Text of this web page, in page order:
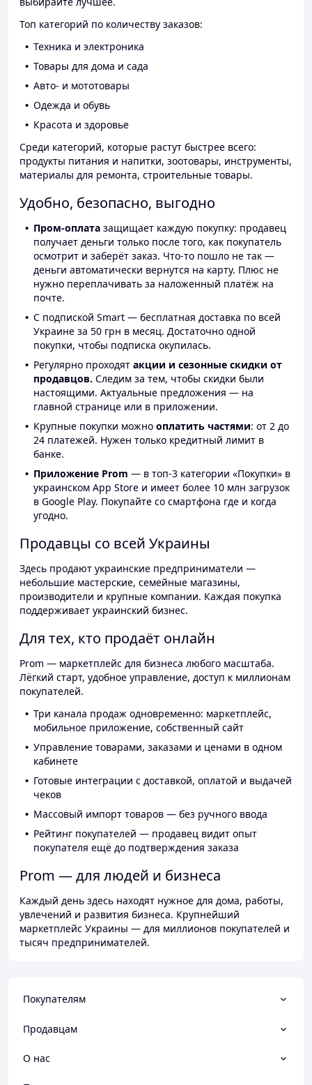
Топ категорий по количеству заказов:
Техника и электроника
Товары для дома и сада
Авто- и мототовары
Одежда и обувь
Красота и здоровье
Среди категорий, которые растут быстрее всего:
продукты питания и напитки, зоотовары, инструменты,
материалы для ремонта, строительные товары.
Удобно, безопасно, выгодно
Пром-оплата защищает каждую покупку: продавец
получает деньги только после того, как покупатель
осмотрит и заберёт заказ. Что-то пошло не так —
деньги автоматически вернутся на карту. Плюс не
нужно переплачивать за наложенный платёж на
почте.
С подпиской Smart — бесплатная доставка по всей
Украине за 50 грн в месяц. Достаточно одной
покупки, чтобы подписка окупилась.
Регулярно проходят акции и сезонные скидки от
продавцов. Следим за тем, чтобы скидки были
настоящими. Актуальные предложения — на
главной странице или в приложении.
Крупные покупки можно оплатить частями: от 2 до
24 платежей. Нужен только кредитный лимит в
банке.
Приложение Prom — в топ-3 категории «Покупки» в
украинском App Store и имеет более 10 млн загрузок
в Google Play. Покупайте со смартфона где и когда
угодно.
Продавцы со всей Украины
Здесь продают украинские предприниматели —
небольшие мастерские, семейные магазины,
производители и крупные компании. Каждая покупка
поддерживает украинский бизнес.
Для тех, кто продаёт онлайн
Prom — маркетплейс для бизнеса любого масштаба.
Лёгкий старт, удобное управление, доступ к миллионам
покупателей.
Три канала продаж одновременно: маркетплейс,
мобильное приложение, собственный сайт
Управление товарами, заказами и ценами в одном
кабинете
Готовые интеграции с доставкой, оплатой и выдачей
чеков
Массовый импорт товаров — без ручного ввода
Рейтинг покупателей — продавец видит опыт
покупателя ещё до подтверждения заказа
Prom — для людей и бизнеса
Каждый день здесь находят нужное для дома, работы,
увлечений и развития бизнеса. Крупнейший
маркетплейс Украины — для миллионов покупателей и
тысяч предпринимателей.
Покупателям
Продавцам
О нас